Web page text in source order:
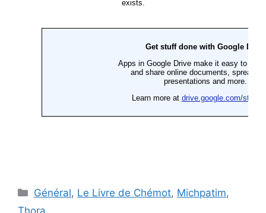
Général, Le Livre de Chémot, Michpatim,
Thora